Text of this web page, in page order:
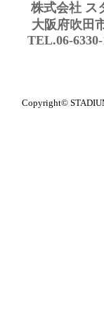
株式会社 ス
大阪府吹田
TEL.06-
Copyright©